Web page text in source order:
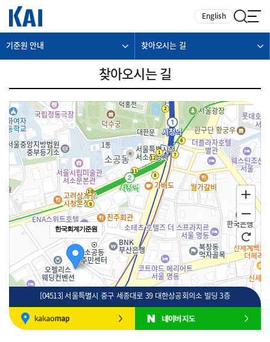
English
기준원 안내 찾아오시는 길
찾아오시는 길
한국회계기준원
100m
[04513] 서울특별시 중구 세종대로 39 대한상공회의소 빌딩 3층